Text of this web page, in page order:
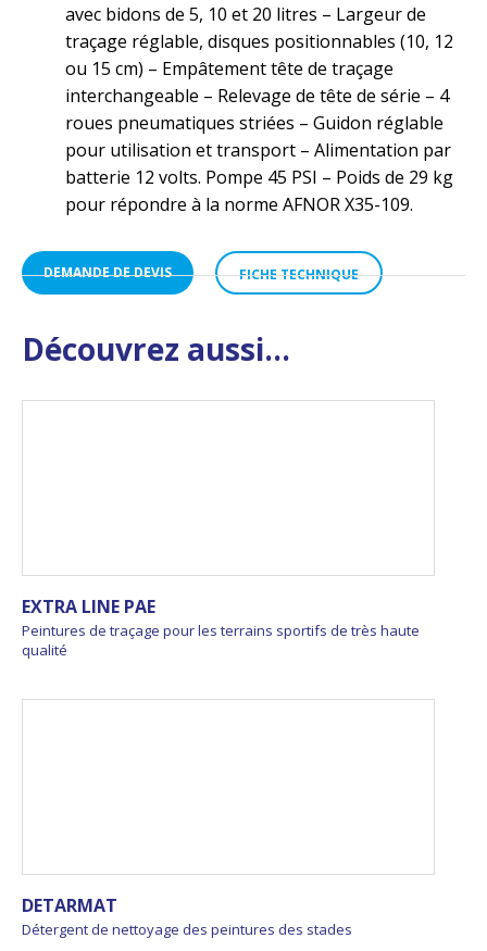
avec bidons de 5, 10 et 20 litres – Largeur de
traçage réglable, disques positionnables (10, 12
ou 15 cm) – Empâtement tête de traçage
interchangeable – Relevage de tête de série – 4
roues pneumatiques striées – Guidon réglable
pour utilisation et transport – Alimentation par
batterie 12 volts. Pompe 45 PSI – Poids de 29 kg
pour répondre à la norme AFNOR X35-109.
DEMANDE DE DEVIS FICHE TECHNIQUE
Découvrez aussi...
EXTRA LINE PAE
Peintures de traçage pour les terrains sportifs de très haute
qualité
DETARMAT
Détergent de nettoyage des peintures des stades